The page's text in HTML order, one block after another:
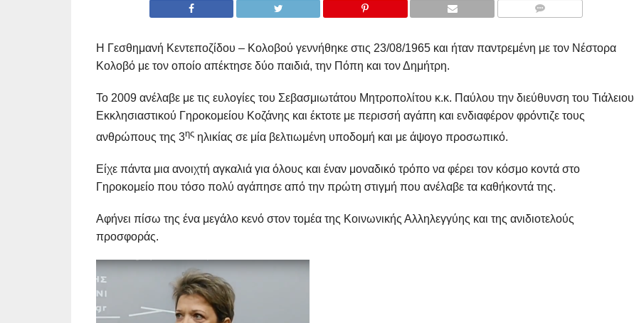
Η Γεσθημανή Κεντεποζίδου – Κολοβού γεννήθηκε στις 23/08/1965 και ήταν παντρεμένη με τον Νέστορα
Κολοβό με τον οποίο απέκτησε δύο παιδιά, την Πόπη και τον Δημήτρη.
Το 2009 ανέλαβε με τις ευλογίες του Σεβασμιωτάτου Μητροπολίτου κ.κ. Παύλου την διεύθυνση του Τιάλειου
Εκκλησιαστικού Γηροκομείου Κοζάνης και έκτοτε με περισσή αγάπη και ενδιαφέρον φρόντιζε τους
ανθρώπους της 3ηςηλικίας σε μία βελτιωμένη υποδομή και με άψογο προσωπικό.
Είχε πάντα μια ανοιχτή αγκαλιά για όλους και έναν μοναδικό τρόπο να φέρει τον κόσμο κοντά στο
Γηροκομείο που τόσο πολύ αγάπησε από την πρώτη στιγμή που ανέλαβε τα καθήκοντά της.
Αφήνει πίσω της ένα μεγάλο κενό στον τομέα της Κοινωνικής Αλληλεγγύης και της ανιδιοτελούς
προσφοράς.